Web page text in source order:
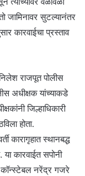
जामिनावर सुटल्यानंतर
कारवाईचा प्रस्ताव
निलेश राजपूत पोलीस
अधीक्षक यांच्याकडे
जिल्हाधिकारी
होता.
कारागृहात स्थानबद्ध
कारवाईत सपोनी
कॉन्स्टेबल नरेंद्र गजरे